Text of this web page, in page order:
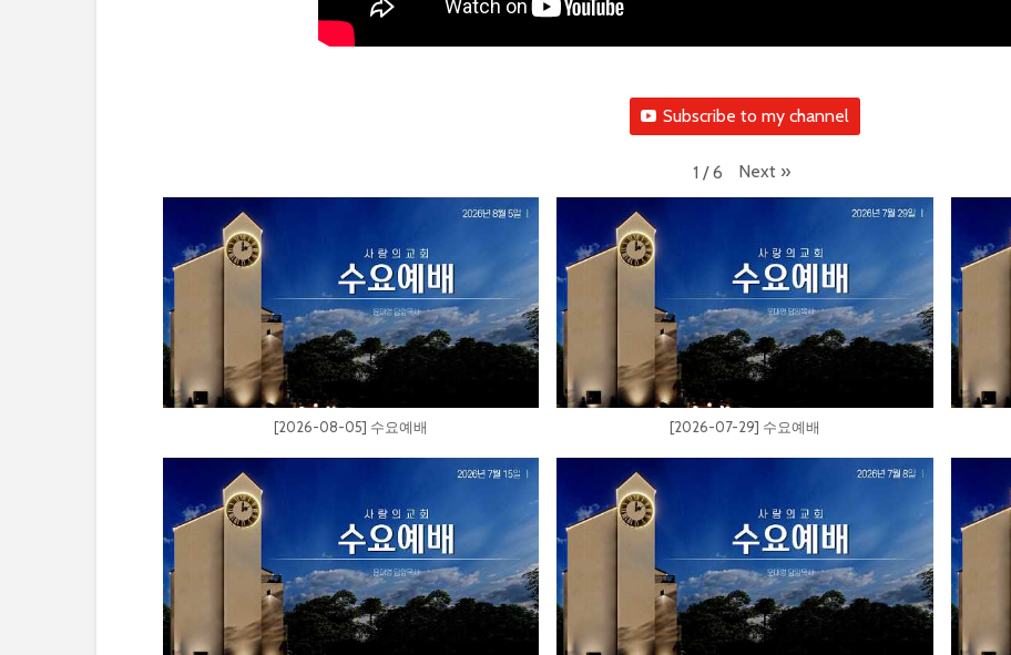
Subscribe to my channel
1 / 6 Next »
[2026-08-05] 수요예배 [2026-07-29] 수요예배